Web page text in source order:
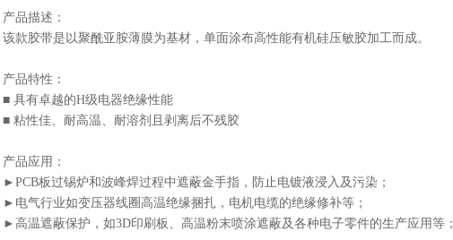
产品描述：
该款胶带是以聚酰亚胺薄膜为基材，单面涂布高性能有机硅压敏胶加工而成。
产品特性：
■ 具有卓越的H级电器绝缘性能
■ 粘性佳、耐高温、耐溶剂且剥离后不残胶
产品应用：
►PCB板过锡炉和波峰焊过程中遮蔽金手指，防止电镀液浸入及污染；
►电气行业如变压器线圈高温绝缘捆扎，电机电缆的绝缘修补等；
►高温遮蔽保护，如3D印刷板、高温粉末喷涂遮蔽及各种电子零件的生产应用等；